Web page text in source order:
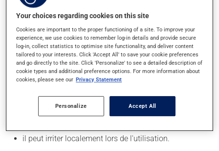
vous. Habituellement, on ne l'utilise qu'au besoin.
Il est important de respecter la posologie inscrite sur
l'étiquette. N'en utilisez pas plus, ni plus souvent
qu'indiqué.
Effets indésirables
En plus de ses effets recherchés, ce produit peut à
l'occasion entraîner certains effets indésirables (effets
il peut irriter localement lors de l'utilisation.
Your choices regarding cookies on this site
Cookies are important to the proper functioning of a site. To improve your
experience, we use cookies to remember log-in details and provide secure
log-in, collect statistics to optimise site functionality, and deliver content
tailored to your interests. Click 'Accept All' to save your cookie preferences
and go directly to the site. Click 'Personalize' to see a detailed description of
cookie types and additional preference options. For more information about
cookies, please see our Privacy Statement
Personalize Accept All